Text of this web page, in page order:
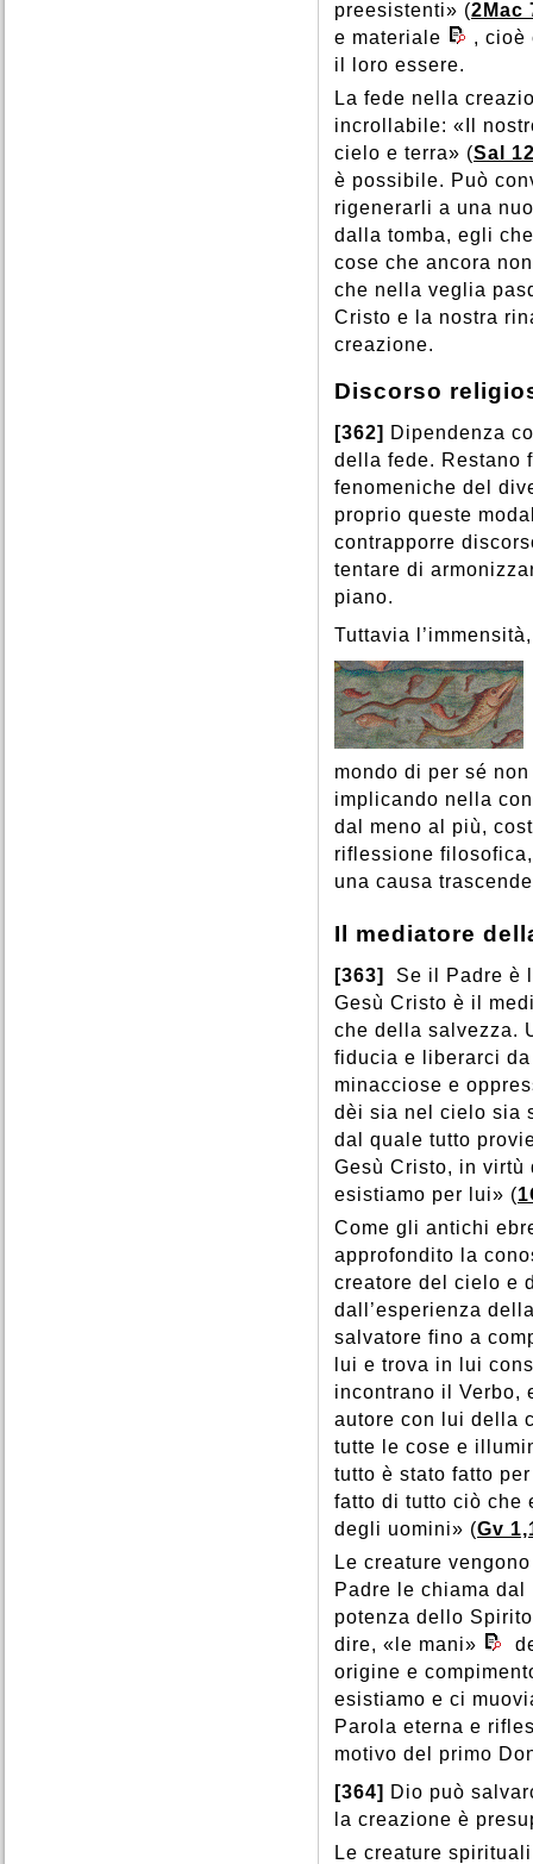
preesistenti» (2Mac
e materiale
, cioè
il loro essere.
La fede nella
incrollabile: «Il
cielo e terra» (Sal
è possibile. Può
rigenerarli a una
dalla tomba, egli
cose che ancora
che nella veglia
Cristo e la nostra
creazione.
Discorso
[362] Dipendenza
della fede. Restano
fenomeniche del
proprio queste
contrapporre
tentare di
piano.
Tuttavia
mondo di per sé
implicando nella
dal meno al più,
riflessione
una causa
Il mediatore
[363]
Se il Padre è
Gesù Cristo è il
che della salvezza.
fiducia e liberarci
minacciose e
dèi sia nel cielo sia
dal quale tutto
Gesù Cristo, in virtù
esistiamo per lui» (
Come gli antichi
approfondito la
creatore del cielo e
dall’esperienza
salvatore fino a
lui e trova in lui
incontrano il Verbo,
autore con lui della
tutte le cose e
tutto è stato fatto
fatto di tutto ciò che
degli uomini» (Gv
Le creature
Padre le chiama
potenza dello
dire, «le mani»
origine e
esistiamo e ci
Parola eterna e
motivo del primo
[364] Dio può
la creazione è
Le creature